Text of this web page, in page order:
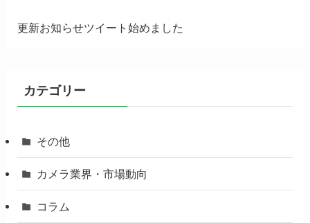
更新お知らせツイート始めました
カテゴリー
その他
カメラ業界・市場動向
コラム